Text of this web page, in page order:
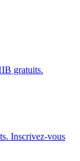
gratuits.
Inscrivez-vous